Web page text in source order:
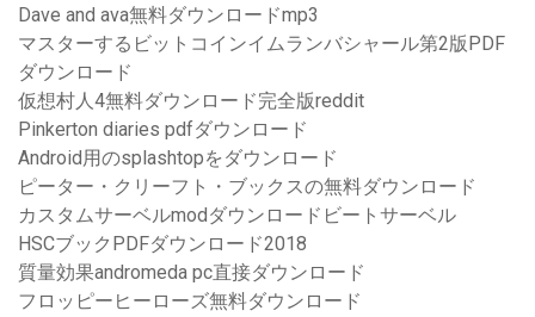
Dave and ava無料ダウンロードmp3
マスターするビットコインイムランバシャール第2版PDF
ダウンロード
仮想村人4無料ダウンロード完全版reddit
Pinkerton diaries pdfダウンロード
Android用のsplashtopをダウンロード
ピーター・クリーフト・ブックスの無料ダウンロード
カスタムサーベルmodダウンロードビートサーベル
HSCブックPDFダウンロード2018
質量効果andromeda pc直接ダウンロード
フロッピーヒーローズ無料ダウンロード